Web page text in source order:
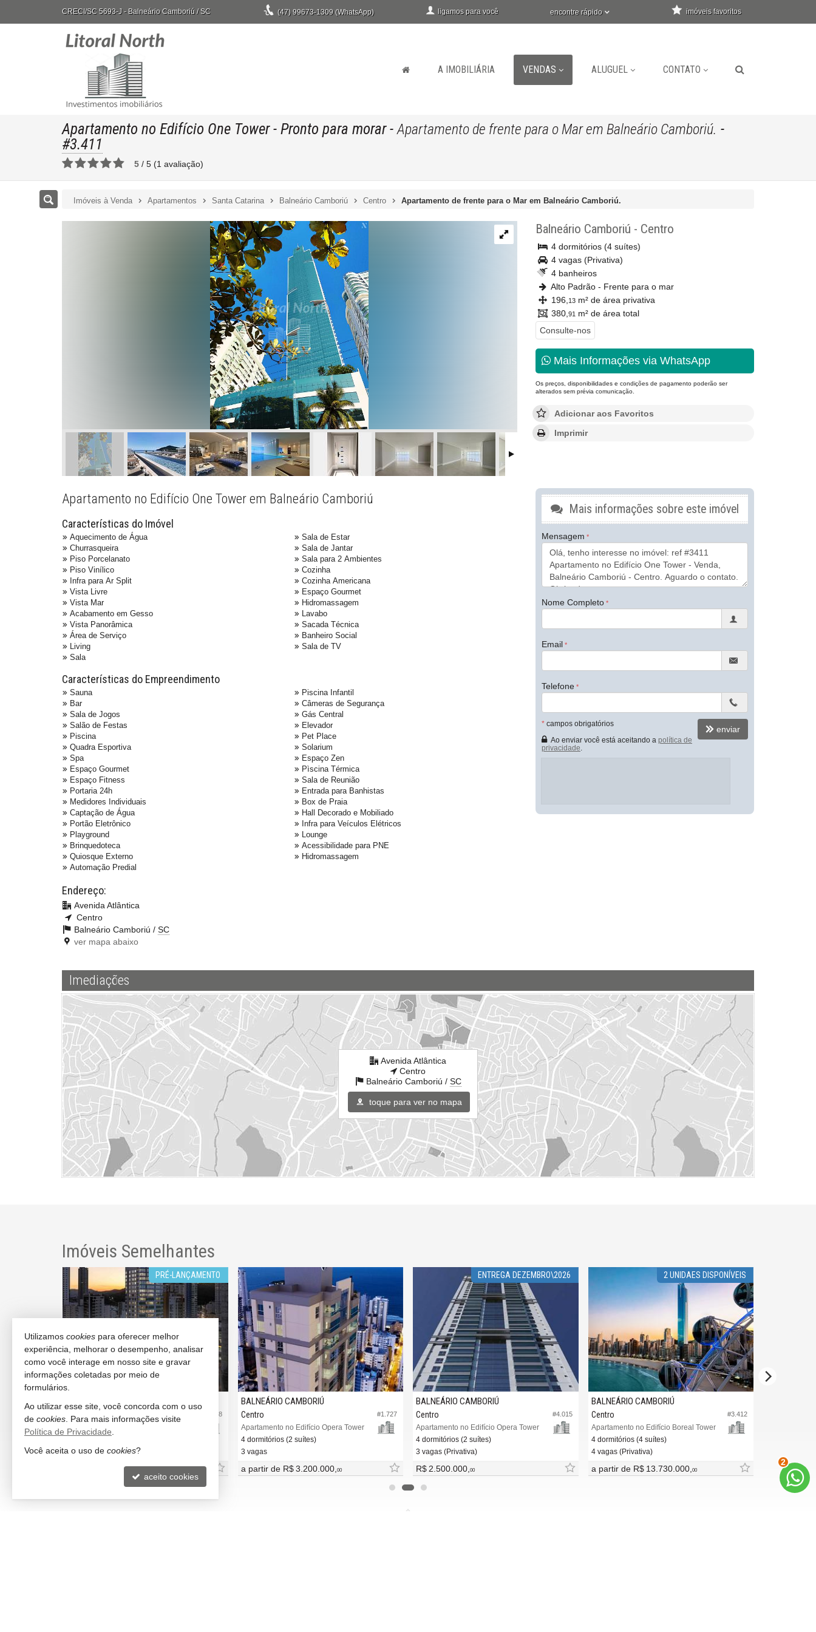
CRECI/SC 5693-J - Balneário Camboriú /SC (47) 99673-1309 (WhatsApp) ligamos para você encontre rápido imóveis favoritos
A IMOBILIÁRIA VENDAS ALUGUEL CONTATO
Apartamento no Edifício One Tower- Pronto para morar-Apartamento de frente para o Mar em Balneário Camboriú. -
#3.411
5 / 5 (1 avaliação)
Imóveis à Venda Apartamentos Santa Catarina Balneário Camboriú Centro Apartamento de frente para o Mar em Balneário Camboriú.
Balneário Camboriú - Centro
4 dormitórios (4 suítes)
4 vagas (Privativa)
4 banheiros
Alto Padrão - Frente para o mar
196, 13 m² de área privativa
380, 91 m² de área total
Consulte-nos
Mais Informações via WhatsApp
Os preços, disponibilidades e condições de pagamento poderão ser
alterados sem prévia comunicação.
Adicionar aos Favoritos
Imprimir
Apartamento no Edifício One Tower em Balneário Camboriú
Características do Imóvel
Aquecimento de Água
Churrasqueira
Piso Porcelanato
Piso Vinílico
Infra para Ar Split
Vista Livre
Vista Mar
Acabamento em Gesso
Vista Panorâmica
Área de Serviço
Living
Sala
Sala de Estar
Sala de Jantar
Sala para 2 Ambientes
Cozinha
Cozinha Americana
Espaço Gourmet
Hidromassagem
Lavabo
Sacada Técnica
Banheiro Social
Sala de TV
Características do Empreendimento
Sauna
Bar
Sala de Jogos
Salão de Festas
Piscina
Quadra Esportiva
Spa
Espaço Gourmet
Espaço Fitness
Portaria 24h
Medidores Individuais
Captação de Água
Portão Eletrônico
Playground
Brinquedoteca
Quiosque Externo
Automação Predial
Piscina Infantil
Câmeras de Segurança
Gás Central
Elevador
Pet Place
Solarium
Espaço Zen
Pìscina Térmica
Sala de Reunião
Entrada para Banhistas
Box de Praia
Hall Decorado e Mobiliado
Infra para Veículos Elétricos
Lounge
Acessibilidade para PNE
Hidromassagem
Endereço:
Avenida Atlântica
Centro
Balneário Camboriú / SC
ver mapa abaixo
Mais informações sobre este imóvel
Mensagem
Nome Completo
Email
Telefone
* campos obrigatórios
Ao enviar você está aceitando a política de
privacidade
enviar
Imediações
Avenida Atlântica
Centro
Balneário Camboriú / SC
toque para ver no mapa
Imóveis Semelhantes
PRÉ-LANÇAMENTO
#3.858
BALNEÁRIO CAMBORIÚ
Centro
Apartamento no Edifício Central Tower
2 vagas (Privativa)
#1.727
BALNEÁRIO CAMBORIÚ
Centro
Apartamento no Edifício Opera Tower
4 dormitórios (2 suítes)
3 vagas
a partir de R$ 3.200.000, 00
ENTREGA DEZEMBRO\2026
#4.015
BALNEÁRIO CAMBORIÚ
Centro
Apartamento no Edifício Opera Tower
4 dormitórios (2 suítes)
3 vagas (Privativa)
R$ 2.500.000, 00
2 UNIDAES DISPONÍVEIS
#3.412
BALNEÁRIO CAMBORIÚ
Centro
Apartamento no Edifício Boreal Tower
4 dormitórios (4 suítes)
4 vagas (Privativa)
a partir de R$ 13.730.000, 00 R$2
Utilizamos cookies para oferecer melhor
experiência, melhorar o desempenho, analisar
como você interage em nosso site e gravar
informações coletadas por meio de
formulários.
Ao utilizar esse site, você concorda com o uso
de cookies . Para mais informações visite
Política de Privacidade
Você aceita o uso de cookies?
aceito cookies